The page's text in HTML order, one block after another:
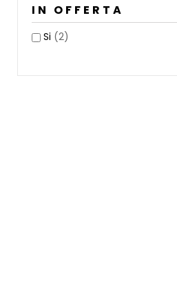
IN OFFERTA
Si (2)